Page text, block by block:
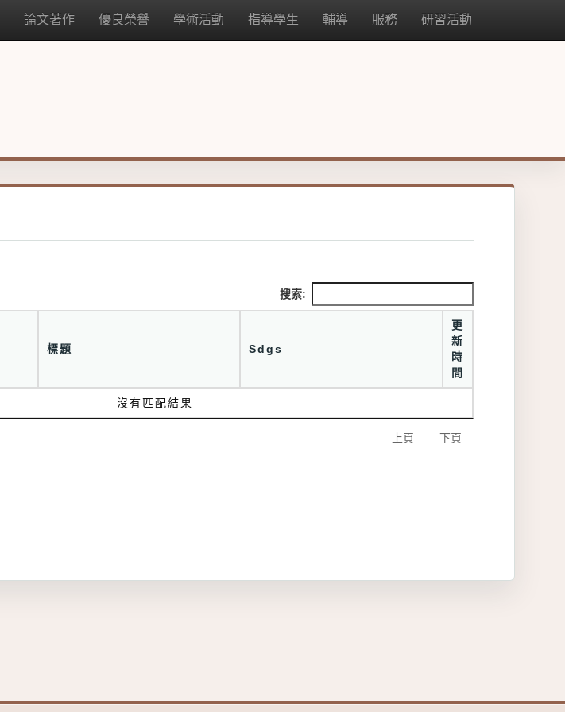
論文著作 優良榮譽 學術活動 指導學生 輔導 服務 研習活動
搜索:
標題 Sdgs
更
新
時
間
沒有匹配結果
上頁 下頁